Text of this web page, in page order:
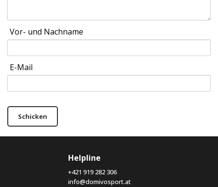
Vor- und Nachname
E-Mail
Schicken
Helpline
+421 919 282 306
info@domivosport.at